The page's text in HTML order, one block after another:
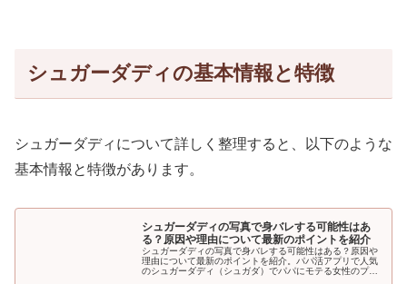
シュガーダディの基本情報と特徴
シュガーダディについて詳しく整理すると、以下のような
基本情報と特徴があります。
シュガーダディの写真で身バレする可能性はあ
る？原因や理由について最新のポイントを紹介
シュガーダディの写真で身バレする可能性はある？原因や
理由について最新のポイントを紹介。パパ活アプリで人気
のシュガーダディ（シュガダ）でパパにモテる女性のプロ